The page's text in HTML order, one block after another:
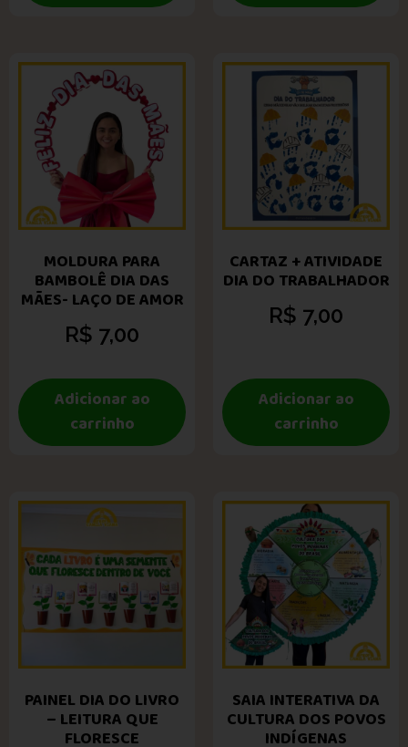
MOLDURA PARA
BAMBOLÊ DIA DAS
MÃES- LAÇO DE AMOR
R$ 7,00
Adicionar ao
carrinho
CARTAZ + ATIVIDADE
DIA DO TRABALHADOR
R$ 7,00
Adicionar ao
carrinho
PAINEL DIA DO LIVRO
– LEITURA QUE
FLORESCE
SAIA INTERATIVA DA
CULTURA DOS POVOS
INDÍGENAS